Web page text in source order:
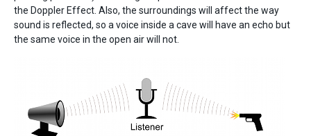
the Doppler Effect. Also, the surroundings will affect the way
sound is reflected, so a voice inside a cave will have an echo but
the same voice in the open air will not.